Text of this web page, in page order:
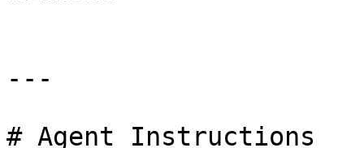
---
# Agent Instructions